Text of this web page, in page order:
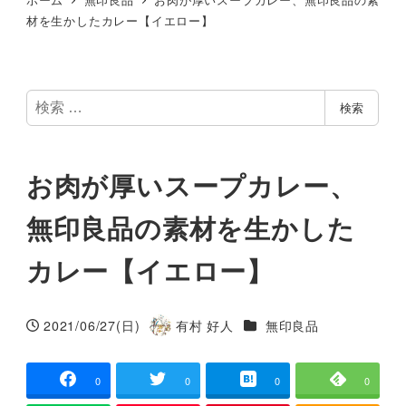
材を生かしたカレー【イエロー】
検
索
検索
お肉が厚いスープカレー、
無印良品の素材を生かした
カレー【イエロー】
投稿日
2021/06/27(日)
著
有村 好人 カテゴリー
無印良品
0 0 0 0